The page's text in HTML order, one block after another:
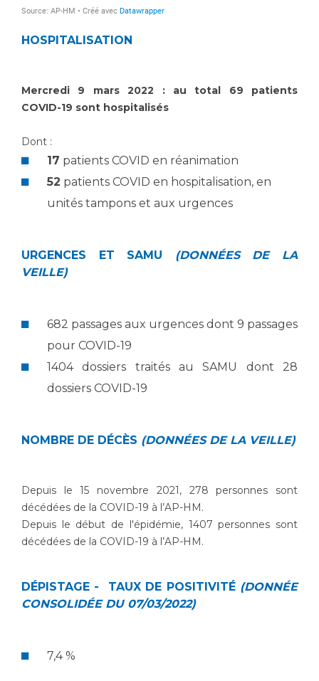
Cancer
Maladies rares
Maternité Hôpital Nord
La Commission Des Usagers (CDU)
Le projet des usagers
Qualité
Sécurité
Adresser un examen au Laboratoire d'Infectiologie
Presse / Multimédia
Communiqués de presse
Dossiers de presse
Médiathèque
Fournisseurs
Liste des marchés conclus
Documents utiles
HOSPITALISATION
Mercredi 9 mars 2022 : au total 69 patients
COVID-19 sont hospitalisés
Dont :
17 patients COVID en réanimation
52 patients COVID en hospitalisation, en
unités tampons et aux urgences
URGENCES ET SAMU (DONNÉES DE LA
VEILLE)
682 passages aux urgences dont 9 passages
pour COVID-19
1404 dossiers traités au SAMU dont 28
dossiers COVID-19
NOMBRE DE DÉCÈS (DONNÉES DE LA VEILLE)
Depuis le 15 novembre 2021, 278 personnes sont
décédées de la COVID-19 à l’AP-HM.
Depuis le début de l'épidémie, 1407 personnes sont
décédées de la COVID-19 à l’AP-HM.
DÉPISTAGE - TAUX DE POSITIVITÉ (DONNÉE
CONSOLIDÉE DU 07/03/2022)
7,4 %